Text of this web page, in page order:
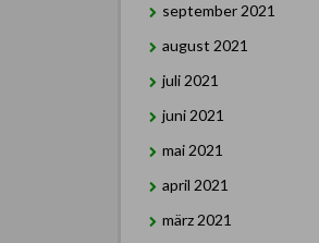
september 2021
august 2021
juli 2021
juni 2021
mai 2021
april 2021
märz 2021